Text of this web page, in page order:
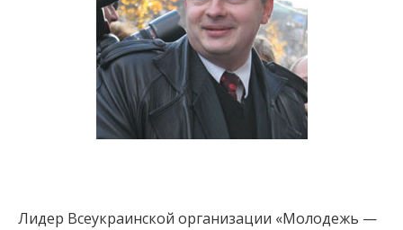
Лидер Всеукраинской организации «Молодежь —